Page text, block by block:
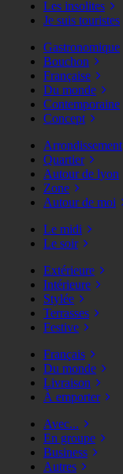
Les insolites
Je suis touristes
Gastronomique
Bouchon
Française
Du monde
Contemporaine
Concept
Arrondissement
Quartier
Autour de lyon
Zone
Autour de moi
Le midi
Le soir
Extérieure
Intérieure
Stylée
Terrasses
Festive
Français
Du monde
Livraison
À emporter
Avec...
En groupe
Business
Autres